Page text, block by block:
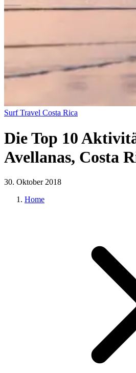
Surf Travel Costa Rica
Die Top 10
Avellanas, Costa
30. Oktober 2018
Home